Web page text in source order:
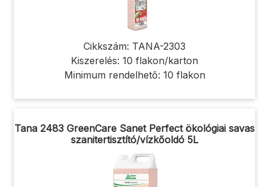
Cikkszám: TANA-2303
Kiszerelés: 10 flakon/karton
Minimum rendelhető: 10 flakon
Tana 2483 GreenCare Sanet Perfect ökológiai savas
szanitertisztító/vízkőoldó 5L